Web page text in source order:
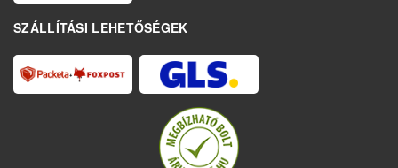
SZÁLLÍTÁSI LEHETŐSÉGEK